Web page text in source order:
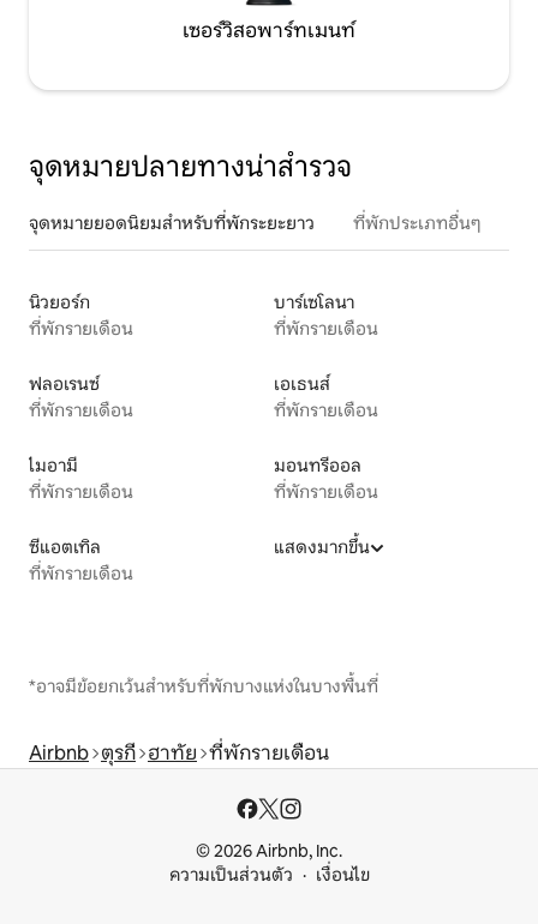
เซอร์วิสอพาร์ทเมนท์
จุดหมายปลายทางน่าสำรวจ
จุดหมายยอดนิยมสำหรับที่พักระยะยาว ที่พักประเภทอื่นๆ
นิวยอร์ก
ที่พักรายเดือน
บาร์เซโลนา
ที่พักรายเดือน
ฟลอเรนซ์
ที่พักรายเดือน
เอเธนส์
ที่พักรายเดือน
ไมอามี
ที่พักรายเดือน
มอนทรีออล
ที่พักรายเดือน
ซีแอตเทิล
ที่พักรายเดือน
แสดงมากขึ้น
*อาจมีข้อยกเว้นสำหรับที่พักบางแห่งในบางพื้นที่
Airbnb ตุรกี ฮาทัย ที่พักรายเดือน
© 2026 Airbnb, Inc.
ความเป็นส่วนตัว
เงื่อนไข